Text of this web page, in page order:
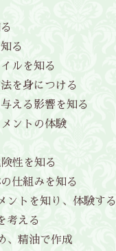
る
ルを知る
を身につける
える影響を知る
ントの体験
性を知る
仕組みを知る
ントを知り、体験する
考える
、精油で作成